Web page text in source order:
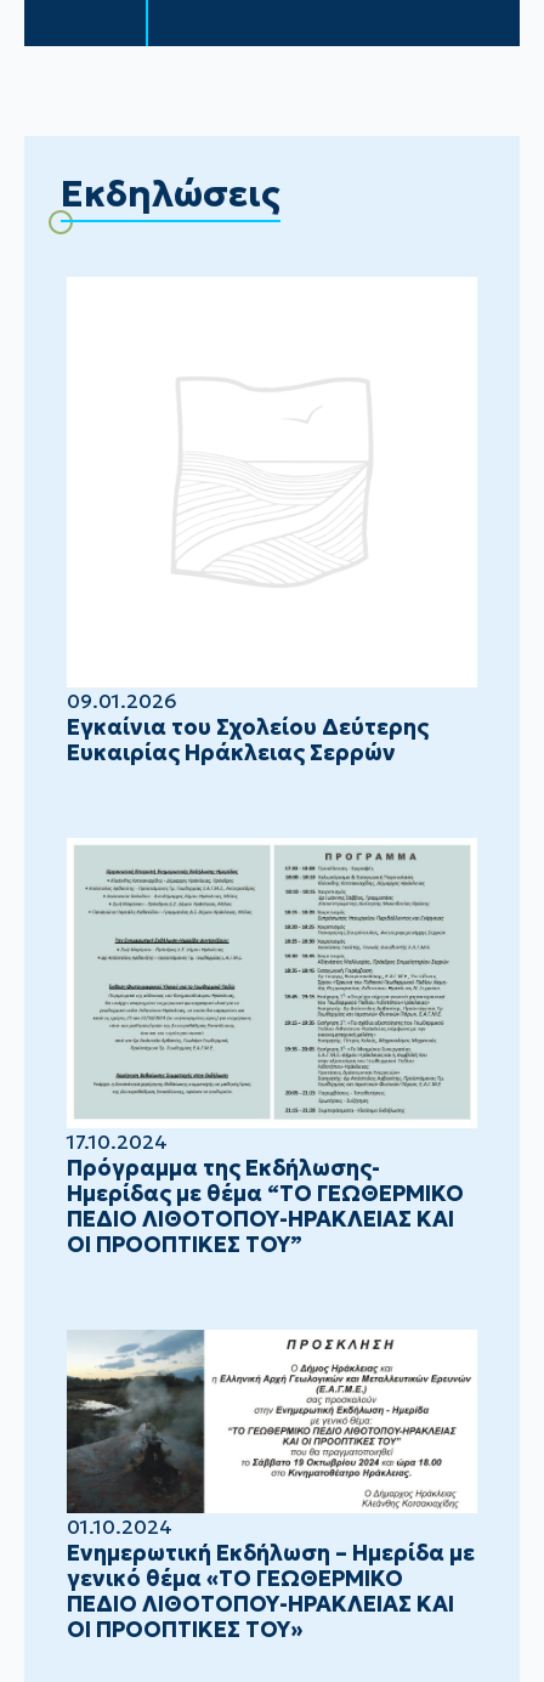
Εκδηλώσεις
09.01.2026
Eγκαίνια του Σχολείου Δεύτερης
Ευκαιρίας Ηράκλειας Σερρών
17.10.2024
Πρόγραμμα της Εκδήλωσης-
Ημερίδας με θέμα “ΤΟ ΓΕΩΘΕΡΜΙΚΟ
ΠΕΔΙΟ ΛΙΘΟΤΟΠΟΥ-ΗΡΑΚΛΕΙΑΣ ΚΑΙ
ΟΙ ΠΡΟΟΠΤΙΚΕΣ ΤΟΥ”
01.10.2024
Ενημερωτική Εκδήλωση – Ημερίδα με
γενικό θέμα «ΤΟ ΓΕΩΘΕΡΜΙΚΟ
ΠΕΔΙΟ ΛΙΘΟΤΟΠΟΥ-ΗΡΑΚΛΕΙΑΣ ΚΑΙ
ΟΙ ΠΡΟΟΠΤΙΚΕΣ ΤΟΥ»